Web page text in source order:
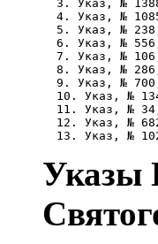
3. Указ, №
4. Указ, №
5. Указ, №
6. Указ, №
7. Указ, №
8. Указ, №
9. Указ, №
10. Указ, №
11. Указ, №
12. Указ, №
Указы